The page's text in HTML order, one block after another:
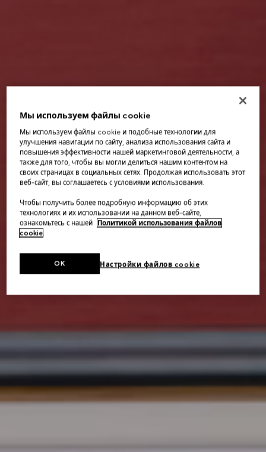
Мы используем файлы cookie
Мы используем файлы cookie и подобные технологии для
улучшения навигации по сайту, анализа использования сайта и
повышения эффективности нашей маркетинговой деятельности, а
также для того, чтобы вы могли делиться нашим контентом на
своих страницах в социальных сетях. Продолжая использовать этот
веб-сайт, вы соглашаетесь с условиями использования.
Чтобы получить более подробную информацию об этих
технологиях и их использовании на данном веб-сайте,
ознакомьтесь с нашей
Политикой использования файлов
cookie.
Настройки файлов cookie
OK